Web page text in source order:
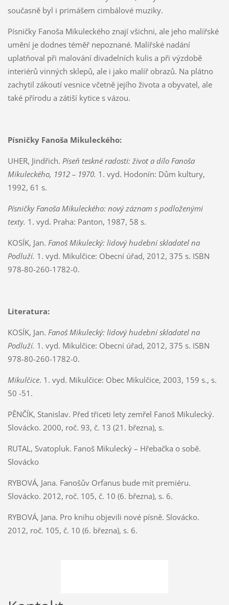
současně byl i primášem cimbálové muziky.
Písničky Fanoša Mikuleckého znají všichni, ale jeho malířské
umění je dodnes téměř nepoznané. Malířské nadání
uplatňoval při malování divadelních kulis a při výzdobě
interiérů vinných sklepů, ale i jako malíř obrazů. Na plátno
zachytil zákoutí vesnice včetně jejího života a obyvatel, ale
také přírodu a zátiší kytice s vázou.
Písničky Fanoša Mikuleckého:
UHER, Jindřich. Píseň teskné radosti: život a dílo Fanoša
Mikuleckého, 1912 – 1970. 1. vyd. Hodonín: Dům kultury,
1992, 61 s.
Písničky Fanoša Mikuleckého: nový záznam s podloženými
texty. 1. vyd. Praha: Panton, 1987, 58 s.
KOSÍK, Jan. Fanoš Mikulecký: lidový hudební skladatel na
Podluží. 1. vyd. Mikulčice: Obecní úřad, 2012, 375 s. ISBN
978-80-260-1782-0.
Literatura:
KOSÍK, Jan. Fanoš Mikulecký: lidový hudební skladatel na
Podluží. 1. vyd. Mikulčice: Obecní úřad, 2012, 375 s. ISBN
978-80-260-1782-0.
Mikulčice. 1. vyd. Mikulčice: Obec Mikulčice, 2003, 159 s., s.
50 -51.
PĚNČÍK, Stanislav. Před třiceti lety zemřel Fanoš Mikulecký.
Slovácko. 2000, roč. 93, č. 13 (21. března), s.
RUTAL, Svatopluk. Fanoš Mikulecký – Hřebačka o sobě.
Slovácko
RYBOVÁ, Jana. Fanošův Orfanus bude mít premiéru.
Slovácko. 2012, roč. 105, č. 10 (6. března), s. 6.
RYBOVÁ, Jana. Pro knihu objevili nové písně. Slovácko.
2012, roč. 105, č. 10 (6. března), s. 6.